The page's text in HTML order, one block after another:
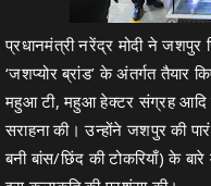
प्रधानमंत्री नरेंद्र मोदी ने जशपुर
‘जशप्योर ब्रांड’ के अंतर्गत
महुआ टी, महुआ हेक्टर संग्रह आदि
सराहना की। उन्होंने जशपुर की
बनी बांस/छिंद की टोकरियाँ) के